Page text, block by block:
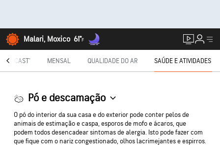
Malari, Moxico 61°F
MENSAL QUALIDADE DO AR SAÚDE E ATIVIDADES
Pó e descamação
O pó do interior da sua casa e do exterior pode conter pelos de
animais de estimação e caspa, esporos de mofo e ácaros, que
podem todos desencadear sintomas de alergia. Isto pode fazer com
que fique com o nariz congestionado, olhos lacrimejantes e espirros.